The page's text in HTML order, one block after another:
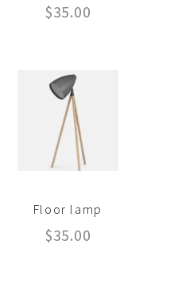
$35.00
Floor lamp
$35.00